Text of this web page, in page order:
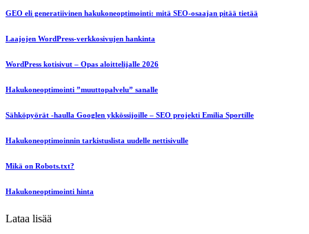
GEO eli generatiivinen hakukoneoptimointi: mitä SEO-osaajan pitää tietää
Laajojen WordPress-verkkosivujen hankinta
WordPress kotisivut – Opas aloittelijalle 2026
Hakukoneoptimointi ”muuttopalvelu” sanalle
Sähköpyörät -haulla Googlen ykkössijoille – SEO projekti Emilia Sportille
Hakukoneoptimoinnin tarkistuslista uudelle nettisivulle
Mikä on Robots.txt?
Hakukoneoptimointi hinta
Lataa lisää